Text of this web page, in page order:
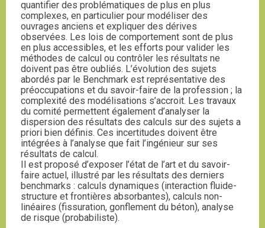
quantifier des problématiques de plus en plus
complexes, en particulier pour modéliser des
ouvrages anciens et expliquer des dérives
observées. Les lois de comportement sont de plus
en plus accessibles, et les efforts pour valider les
méthodes de calcul ou contrôler les résultats ne
doivent pas être oubliés. L’évolution des sujets
abordés par le Benchmark est représentative des
préoccupations et du savoir-faire de la profession ; la
complexité des modélisations s’accroit. Les travaux
du comité permettent également d’analyser la
dispersion des résultats des calculs sur des sujets a
priori bien définis. Ces incertitudes doivent être
intégrées à l’analyse que fait l’ingénieur sur ses
résultats de calcul.
Il est proposé d’exposer l’état de l’art et du savoir-
faire actuel, illustré par les résultats des derniers
benchmarks : calculs dynamiques (interaction fluide-
structure et frontières absorbantes), calculs non-
linéaires (fissuration, gonflement du béton), analyse
de risque (probabiliste).